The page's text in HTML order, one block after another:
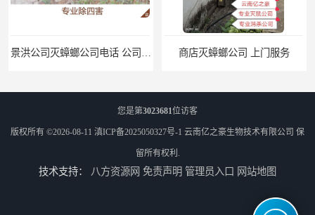
商店灭蟑螂公司 上门服务
您是第3023681位访客
版权所有 ©2026-08-11 滇ICP备2025050327号-1 云南亿之豪生物技术有限公司 保
留所有权利.
技术支持： 八方资源网 免责声明 管理员入口 网站地图